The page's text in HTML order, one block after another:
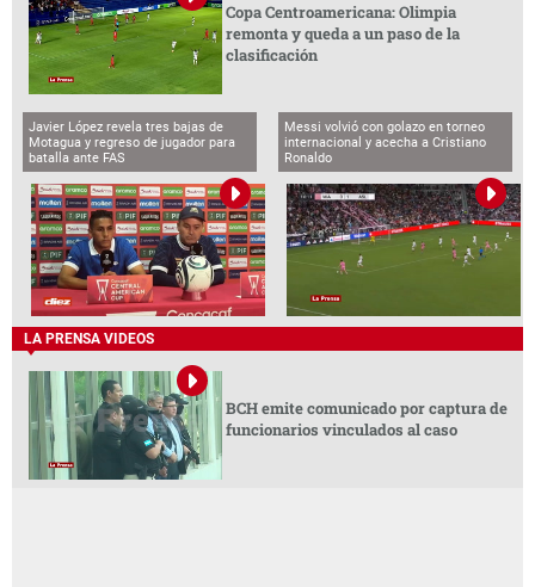
Copa Centroamericana: Olimpia
remonta y queda a un paso de la
clasificación
Javier López revela tres bajas de
Motagua y regreso de jugador para
batalla ante FAS
Messi volvió con golazo en torneo
internacional y acecha a Cristiano
Ronaldo
LA PRENSA VIDEOS
BCH emite comunicado por captura de
funcionarios vinculados al caso